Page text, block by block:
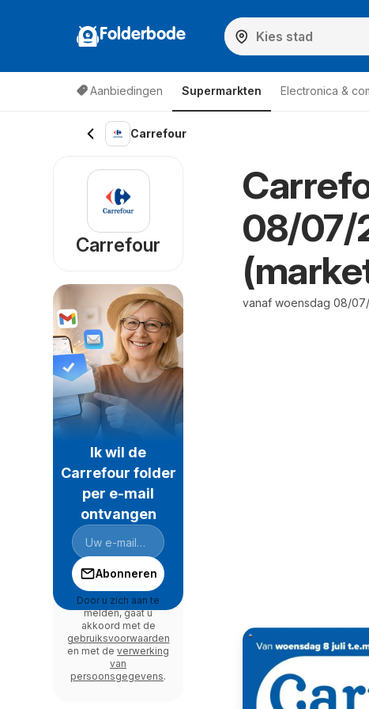
Folderbode
Aanbiedingen Supermarkten Electronica &
Carrefour
08/07/
vanaf woensdag 08/
Carrefour
Ik wil de
Carrefour folder
per e-mail
ontvangen
Abonneren
Door u zich aan te
melden, gaat u
akkoord met de
gebruiksvoorwaarden
en met de verwerking
van
persoonsgegevens.